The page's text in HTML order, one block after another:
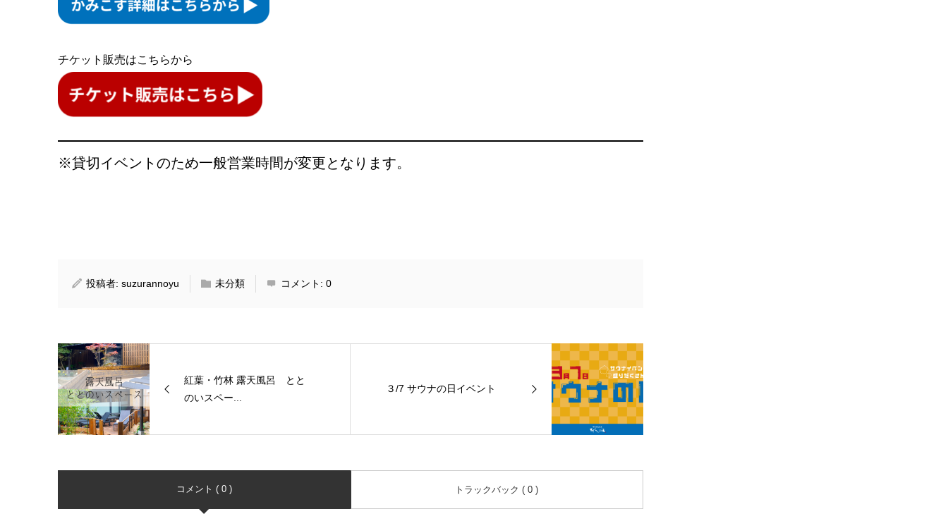
チケット販売はこちらから
※貸切イベントのため一般営業時間が変更となります。
投稿者: suzurannoyu 未分類 コメント: 0
紅葉・竹林 露天風呂 とと
のいスペー...
３/7 サウナの日イベント
コメント ( 0 ) トラックバック ( 0 )